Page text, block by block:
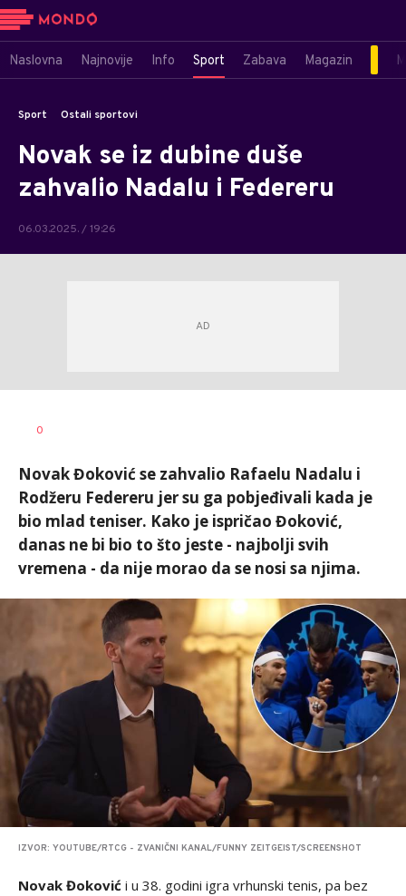
Naslovna Najnovije Info Sport Zabava Magazin
Sport Ostali sportovi
Novak se iz dubine duše
zahvalio Nadalu i Federeru
06.03.2025. / 19:26
AUTOR
0
Novak Đoković se zahvalio Rafaelu Nadalu i
Rodžeru Federeru jer su ga pobjeđivali kada je
bio mlad teniser. Kako je ispričao Đoković,
danas ne bi bio to što jeste - najbolji svih
vremena - da nije morao da se nosi sa njima.
IZVOR: YOUTUBE/RTCG - ZVANIČNI KANAL/FUNNY ZEITGEIST/SCREENSHOT
Novak Đoković i u 38. godini igra vrhunski tenis, pa bez